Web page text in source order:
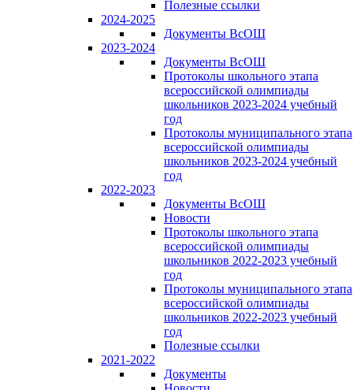
Полезные ссылки
2024-2025
Документы ВсОШ
2023-2024
Документы ВсОШ
Протоколы школьного этапа
всероссийской олимпиады
школьников 2023-2024 учебный
год
Протоколы муниципального этапа
всероссийской олимпиады
школьников 2023-2024 учебный
год
2022-2023
Документы ВсОШ
Новости
Протоколы школьного этапа
всероссийской олимпиады
школьников 2022-2023 учебный
год
Протоколы муниципального этапа
всероссийской олимпиады
школьников 2022-2023 учебный
год
Полезные ссылки
2021-2022
Документы